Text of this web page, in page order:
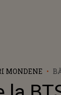
MONDENE